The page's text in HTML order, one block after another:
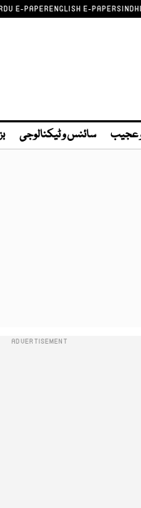
E-PAPERENGLISH E-PAPER
عجیب سائنس و ٹیکنالوجی